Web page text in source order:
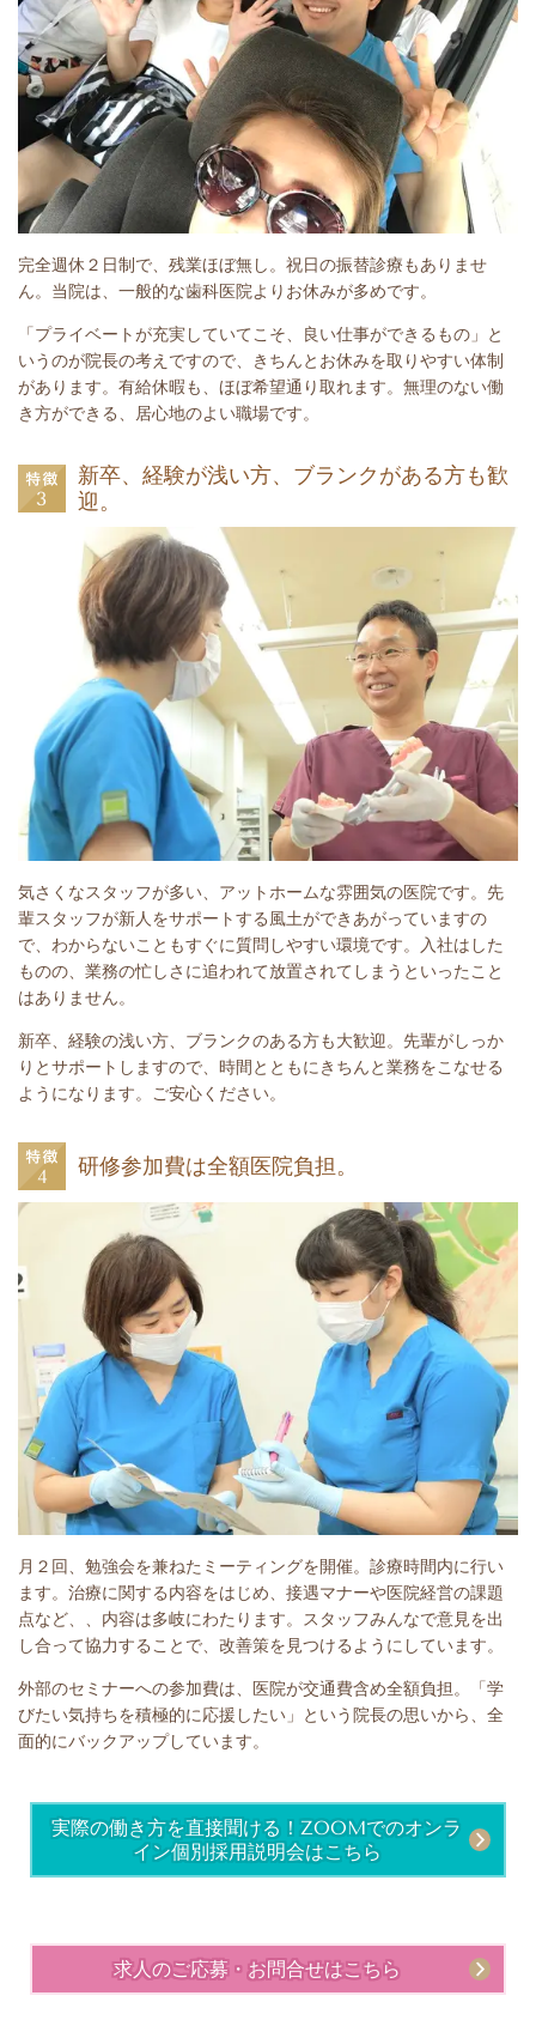
完全週休２日制で、残業ほぼ無し。祝日の振替診療もありませ
ん。当院は、一般的な歯科医院よりお休みが多めです。
「プライベートが充実していてこそ、良い仕事ができるもの」と
いうのが院長の考えですので、きちんとお休みを取りやすい体制
があります。有給休暇も、ほぼ希望通り取れます。無理のない働
き方ができる、居心地のよい職場です。
新卒、経験が浅い方、ブランクがある方も歓
迎。
気さくなスタッフが多い、アットホームな雰囲気の医院です。先
輩スタッフが新人をサポートする風土ができあがっていますの
で、わからないこともすぐに質問しやすい環境です。入社はした
ものの、業務の忙しさに追われて放置されてしまうといったこと
はありません。
新卒、経験の浅い方、ブランクのある方も大歓迎。先輩がしっか
りとサポートしますので、時間とともにきちんと業務をこなせる
ようになります。ご安心ください。
研修参加費は全額医院負担。
月２回、勉強会を兼ねたミーティングを開催。診療時間内に行い
ます。治療に関する内容をはじめ、接遇マナーや医院経営の課題
点など、、内容は多岐にわたります。スタッフみんなで意見を出
し合って協力することで、改善策を見つけるようにしています。
外部のセミナーへの参加費は、医院が交通費含め全額負担。「学
びたい気持ちを積極的に応援したい」という院長の思いから、全
面的にバックアップしています。
実際の働き方を直接聞ける！ZOOMでのオンラ
イン個別採用説明会はこちら
求人のご応募・お問合せはこちら